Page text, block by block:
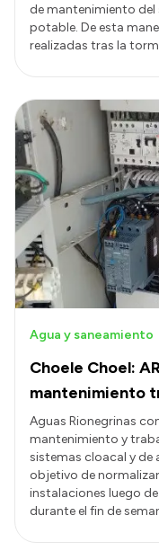
de mantenimiento
potable. De esta
realizadas tras la
Choele Choel:
mantenimiento
Agua y saneamiento
Aguas Rionegrinas
mantenimiento y
sistemas cloacal y de
objetivo de
instalaciones luego
durante el fin de